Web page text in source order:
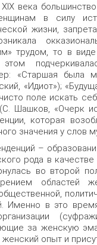
века
в силу
жизни,
трудом, то в
«Старшая была
«Идиот»);
поле искать
Шашков, «Очерк
которая
значения у слов
–
рода в
во второй
областей
Именно в это
за женскую
опыт и